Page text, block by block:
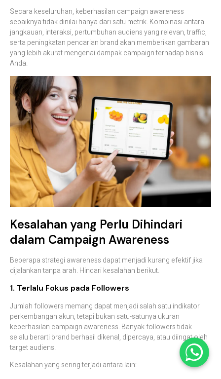
Secara keseluruhan, keberhasilan campaign awareness
sebaiknya tidak dinilai hanya dari satu metrik. Kombinasi antara
jangkauan, interaksi, pertumbuhan audiens yang relevan, traffic,
serta peningkatan pencarian brand akan memberikan gambaran
yang lebih akurat mengenai dampak campaign terhadap bisnis
Anda.
Kesalahan yang Perlu Dihindari
dalam Campaign Awareness
Beberapa strategi awareness dapat menjadi kurang efektif jika
dijalankan tanpa arah. Hindari kesalahan berikut.
1. Terlalu Fokus pada Followers
Jumlah followers memang dapat menjadi salah satu indikator
perkembangan akun, tetapi bukan satu-satunya ukuran
keberhasilan campaign awareness. Banyak followers tidak
selalu berarti brand berhasil dikenal, dipercaya, atau diingat oleh
target audiens.
Kesalahan yang sering terjadi antara lain: